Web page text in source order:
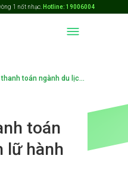
1 nốt nhạc. Hotline: 19006004
Xu hướng thanh toán ngành du lịch lữ hành năm 2024
toán
lữ hành